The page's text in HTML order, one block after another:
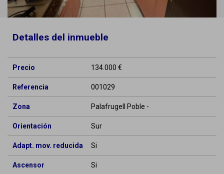
Detalles del inmueble
Precio 134.000 €
Referencia 001029
Zona Palafrugell Poble -
Orientación Sur
Adapt. mov. reducida Si
Ascensor Si